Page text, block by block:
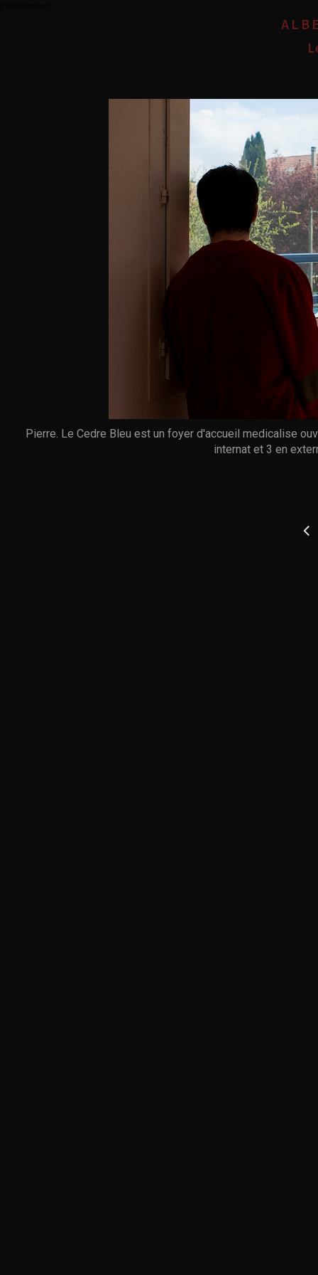
Pierre. Le Cedre Bleu est un foyer d'accueil medicalise
internat et 3 en